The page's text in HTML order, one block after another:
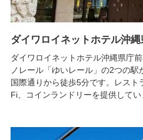
ダイワロイネットホテル沖
ダイワロイネットホテル沖縄県庁
ノレール「ゆいレール」の2つの
国際通りから徒歩5分です。レスト
Fi、コインランドリーを提供してい